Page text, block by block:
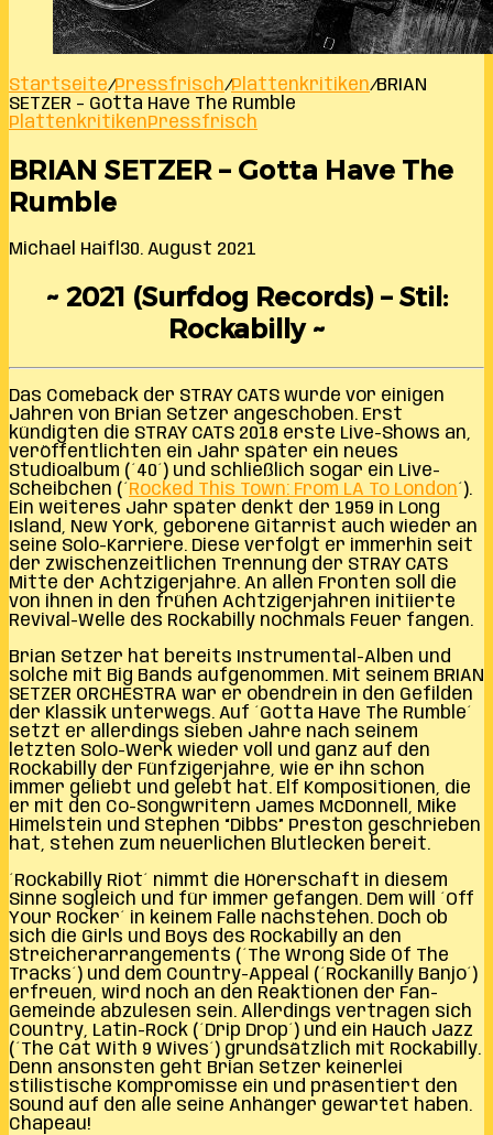
Startseite/Pressfrisch/Plattenkritiken/BRIAN
SETZER – Gotta Have The Rumble
PlattenkritikenPressfrisch
BRIAN SETZER – Gotta Have The
Rumble
Michael Haifl 30. August 2021
~ 2021 (Surfdog Records) – Stil:
Rockabilly ~
Das Comeback der STRAY CATS wurde vor einigen
Jahren von Brian Setzer angeschoben. Erst
kündigten die STRAY CATS 2018 erste Live-Shows an,
veröffentlichten ein Jahr später ein neues
Studioalbum (´40´) und schließlich sogar ein Live-
Scheibchen (´ Rocked This Town: From LA To London´).
Ein weiteres Jahr später denkt der 1959 in Long
Island, New York, geborene Gitarrist auch wieder an
seine Solo-Karriere. Diese verfolgt er immerhin seit
der zwischenzeitlichen Trennung der STRAY CATS
Mitte der Achtzigerjahre. An allen Fronten soll die
von ihnen in den frühen Achtzigerjahren initiierte
Revival-Welle des Rockabilly nochmals Feuer fangen.
Brian Setzer hat bereits Instrumental-Alben und
solche mit Big Bands aufgenommen. Mit seinem BRIAN
SETZER ORCHESTRA war er obendrein in den Gefilden
der Klassik unterwegs. Auf ´Gotta Have The Rumble´
setzt er allerdings sieben Jahre nach seinem
letzten Solo-Werk wieder voll und ganz auf den
Rockabilly der Fünfzigerjahre, wie er ihn schon
immer geliebt und gelebt hat. Elf Kompositionen, die
er mit den Co-Songwritern James McDonnell, Mike
Himelstein und Stephen “Dibbs” Preston geschrieben
hat, stehen zum neuerlichen Blutlecken bereit.
´Rockabilly Riot´ nimmt die Hörerschaft in diesem
Sinne sogleich und für immer gefangen. Dem will ´Off
Your Rocker´ in keinem Falle nachstehen. Doch ob
sich die Girls und Boys des Rockabilly an den
Streicherarrangements (´The Wrong Side Of The
Tracks´) und dem Country-Appeal (´Rockanilly Banjo´)
erfreuen, wird noch an den Reaktionen der Fan-
Gemeinde abzulesen sein. Allerdings vertragen sich
Country, Latin-Rock (´Drip Drop´) und ein Hauch Jazz
(´The Cat With 9 Wives´) grundsätzlich mit Rockabilly.
Denn ansonsten geht Brian Setzer keinerlei
stilistische Kompromisse ein und präsentiert den
Sound auf den alle seine Anhänger gewartet haben.
Chapeau!